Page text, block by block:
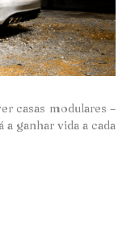
casas modulares –
ganhar vida a cada